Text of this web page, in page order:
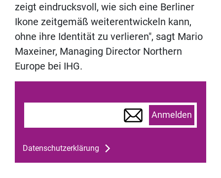
zeigt eindrucksvoll, wie sich eine Berliner
Ikone zeitgemäß weiterentwickeln kann,
ohne ihre Identität zu verlieren", sagt Mario
Maxeiner, Managing Director Northern
Europe bei IHG.
Anmelden
Datenschutzerklärung